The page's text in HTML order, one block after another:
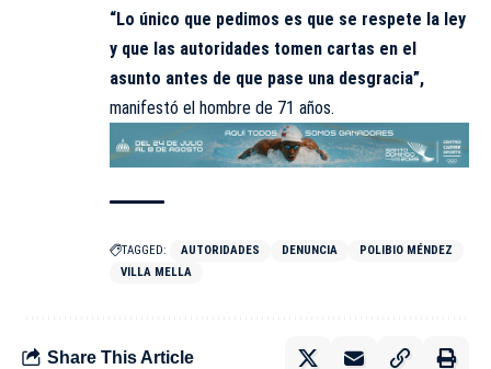
“Lo único que pedimos es que se respete la ley
y que las autoridades tomen cartas en el
asunto antes de que pase una desgracia”,
manifestó el hombre de 71 años.
TAGGED: AUTORIDADES DENUNCIA
POLIBIO MÉNDEZ
VILLA MELLA
Share This Article